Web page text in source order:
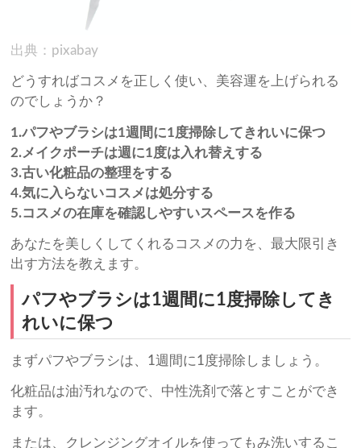
出典：pixabay
どうすればコスメを正しく使い、美容運を上げられる
のでしょうか？
1.パフやブラシは1週間に1度掃除してきれいに保つ
2.メイクポーチは週に1度は入れ替えする
3.古い化粧品の整理をする
4.気に入らないコスメは処分する
5.コスメの在庫を確認しやすいスペースを作る
あなたを美しくしてくれるコスメの力を、最大限引き
出す方法を教えます。
パフやブラシは1週間に1度掃除してき
れいに保つ
まずパフやブラシは、1週間に1度掃除しましょう。
化粧品は油汚れなので、中性洗剤で落とすことができ
ます。
または、クレンジングオイルを使ってもみ洗いするこ